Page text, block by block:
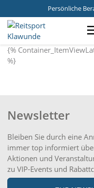
Persönliche
{%
%}
Newsletter
Bleiben Sie durch eine
immer top informiert
Aktionen und
zu VIP-Events und